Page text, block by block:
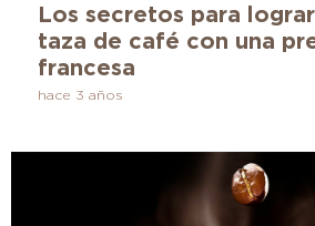
Los secretos para
taza de café con una
francesa
hace 3 años